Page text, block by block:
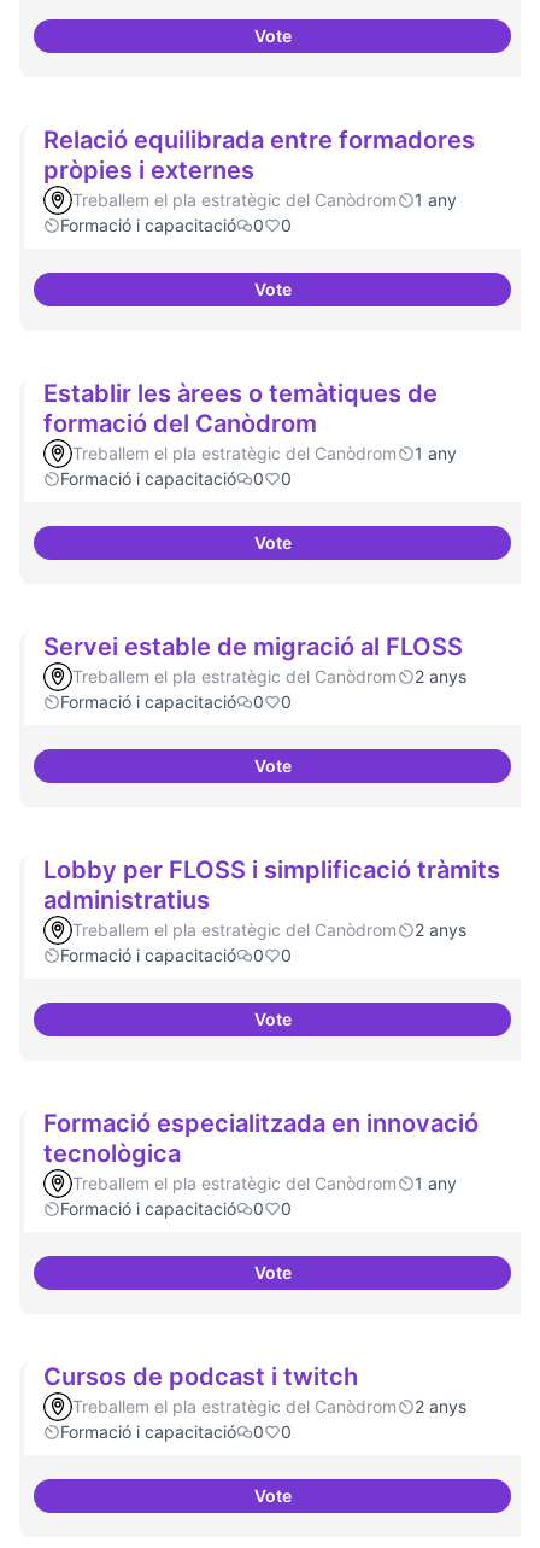
VoteFormacions en la
Relació equilibrada entre formadores
pròpies i externes
Treballem el pla estratègic del Canòdrom
1 any
Formació i capacitació
0 0
VoteRelació equilibrada entre
Establir les àrees o temàtiques de
formació del Canòdrom
Treballem el pla estratègic del Canòdrom
1 any
Formació i capacitació
0 0
VoteEstablir les àrees o temàtiques
Servei estable de migració al FLOSS
Treballem el pla estratègic del Canòdrom
2 anys
Formació i capacitació
0 0
VoteServei estable de migració al
Lobby per FLOSS i simplificació tràmits
administratius
Treballem el pla estratègic del Canòdrom
2 anys
Formació i capacitació
0 0
VoteLobby per FLOSS i
Formació especialitzada en innovació
tecnològica
Treballem el pla estratègic del Canòdrom
1 any
Formació i capacitació
0 0
VoteFormació especialitzada en
Cursos de podcast i twitch
Treballem el pla estratègic del Canòdrom
2 anys
Formació i capacitació
0 0
VoteCursos de podcast i twitch